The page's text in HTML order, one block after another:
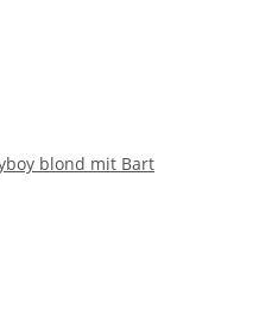
blond mit Bart